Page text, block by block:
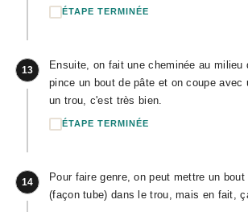
ÉTAPE TERMINÉE
13
Ensuite, on fait une cheminée au milieu
pince un bout de pâte et on coupe avec
un trou, c'est très bien.
ÉTAPE TERMINÉE
14
Pour faire genre, on peut mettre un bout
(façon tube) dans le trou, mais en fait,